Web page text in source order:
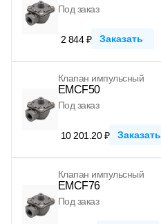
Под заказ
2 844 ₽ Заказать
Клапан импульсный
EMCF50
Под заказ
10 201.20 ₽ Заказать
Клапан импульсный
EMCF76
Под заказ